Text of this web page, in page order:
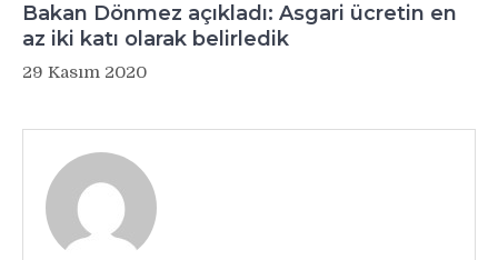
Bakan Dönmez açıkladı: Asgari ücretin en
az iki katı olarak belirledik
29 Kasım 2020